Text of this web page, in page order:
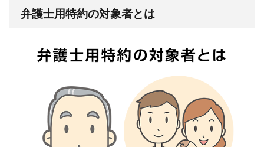
弁護士用特約の対象者とは